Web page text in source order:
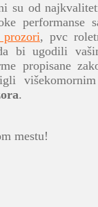
su od
performanse
, pvc
bi ugodili
propisane
.
mestu!